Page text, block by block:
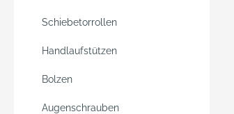
Schiebetorrollen
Handlaufstützen
Bolzen
Augenschrauben